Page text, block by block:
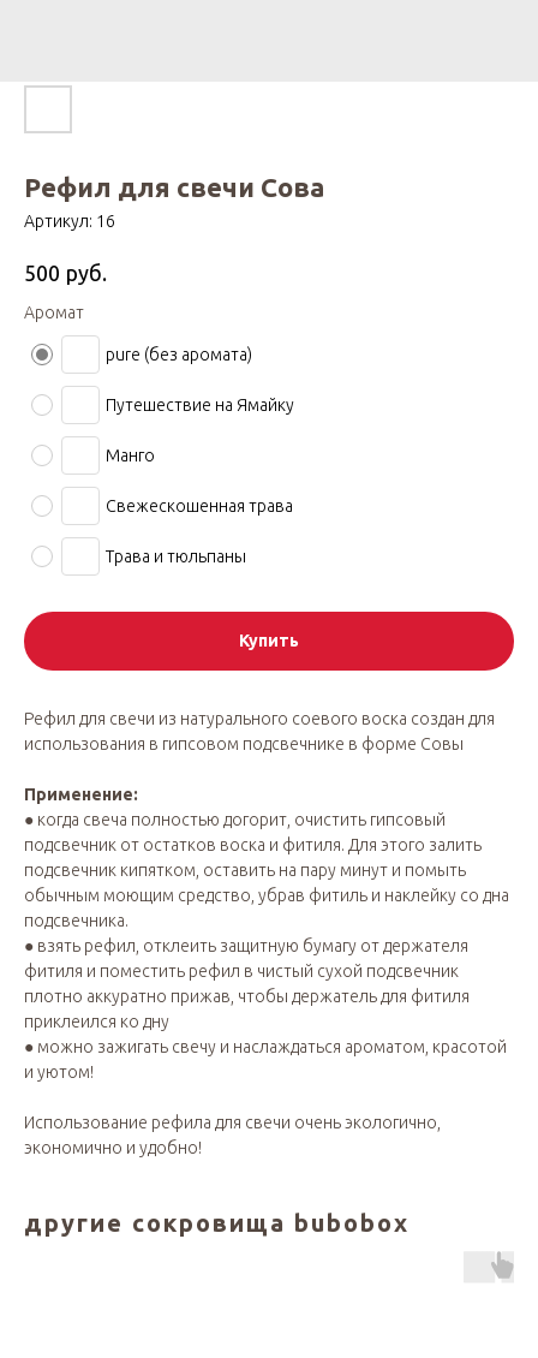
Рефил для свечи Сова
Артикул: 16
500 руб.
Аромат
pure (без аромата)
Путешествие на Ямайку
Манго
Свежескошенная трава
Трава и тюльпаны
Купить
Рефил для свечи из натурального соевого воска создан для
использования в гипсовом подсвечнике в форме Совы
Применение:
● когда свеча полностью догорит, очистить гипсовый
подсвечник от остатков воска и фитиля. Для этого залить
подсвечник кипятком, оставить на пару минут и помыть
обычным моющим средство, убрав фитиль и наклейку со дна
подсвечника.
● взять рефил, отклеить защитную бумагу от держателя
фитиля и поместить рефил в чистый сухой подсвечник
плотно аккуратно прижав, чтобы держатель для фитиля
приклеился ко дну
● можно зажигать свечу и наслаждаться ароматом, красотой
и уютом!
Использование рефила для свечи очень экологично,
экономично и удобно!
другие сокровища bubobox